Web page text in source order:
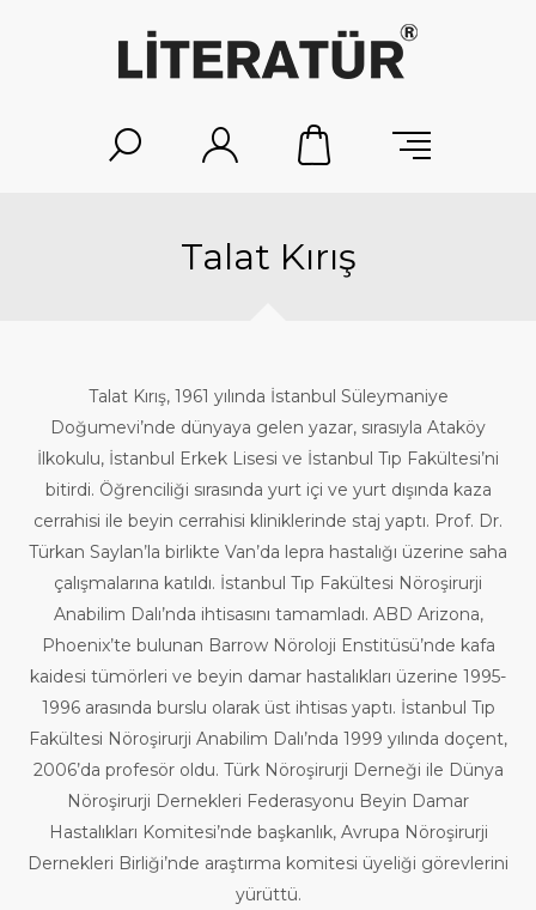
Talat Kırış
Talat Kırış, 1961 yılında İstanbul Süleymaniye
Doğumevi’nde dünyaya gelen yazar, sırasıyla Ataköy
İlkokulu, İstanbul Erkek Lisesi ve İstanbul Tıp Fakültesi’ni
bitirdi. Öğrenciliği sırasında yurt içi ve yurt dışında kaza
cerrahisi ile beyin cerrahisi kliniklerinde staj yaptı. Prof. Dr.
Türkan Saylan’la birlikte Van’da lepra hastalığı üzerine saha
çalışmalarına katıldı. İstanbul Tıp Fakültesi Nöroşirurji
Anabilim Dalı’nda ihtisasını tamamladı. ABD Arizona,
Phoenix’te bulunan Barrow Nöroloji Enstitüsü’nde kafa
kaidesi tümörleri ve beyin damar hastalıkları üzerine 1995-
1996 arasında burslu olarak üst ihtisas yaptı. İstanbul Tıp
Fakültesi Nöroşirurji Anabilim Dalı’nda 1999 yılında doçent,
2006’da profesör oldu. Türk Nöroşirurji Derneği ile Dünya
Nöroşirurji Dernekleri Federasyonu Beyin Damar
Hastalıkları Komitesi’nde başkanlık, Avrupa Nöroşirurji
Dernekleri Birliği’nde araştırma komitesi üyeliği görevlerini
yürüttü.